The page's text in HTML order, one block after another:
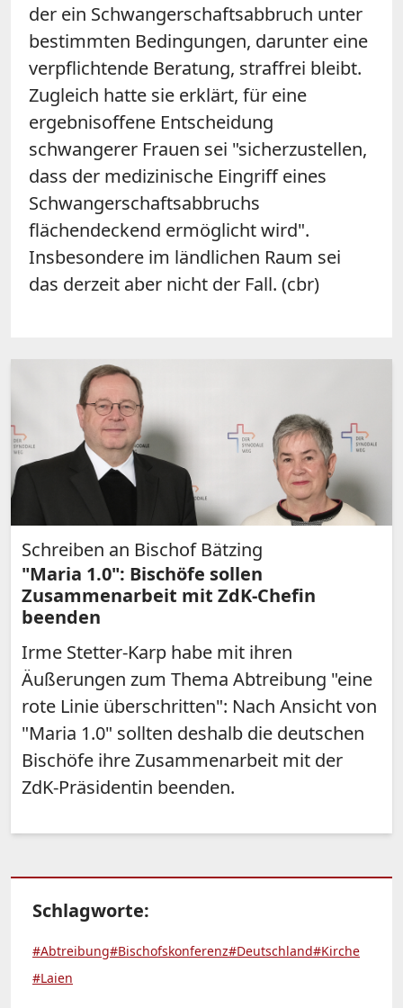
der ein Schwangerschaftsabbruch unter
bestimmten Bedingungen, darunter eine
verpflichtende Beratung, straffrei bleibt.
Zugleich hatte sie erklärt, für eine
ergebnisoffene Entscheidung
schwangerer Frauen sei "sicherzustellen,
dass der medizinische Eingriff eines
Schwangerschaftsabbruchs
flächendeckend ermöglicht wird".
Insbesondere im ländlichen Raum sei
das derzeit aber nicht der Fall. (cbr)
Schreiben an Bischof Bätzing
"Maria 1.0": Bischöfe sollen
Zusammenarbeit mit ZdK-Chefin
beenden
Irme Stetter-Karp habe mit ihren
Äußerungen zum Thema Abtreibung "eine
rote Linie überschritten": Nach Ansicht von
"Maria 1.0" sollten deshalb die deutschen
Bischöfe ihre Zusammenarbeit mit der
ZdK-Präsidentin beenden.
Schlagworte:
#Abtreibung#Bischofskonferenz#Deutschland#Kirche
#Laien